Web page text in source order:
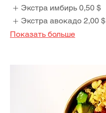
Экстра имбирь 0,50 $
Экстра авокадо 2,00 $
Показать больше